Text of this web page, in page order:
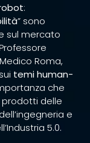
:
” sono
sul mercato
Roma,
temi human-
che
delle
e
5.0.